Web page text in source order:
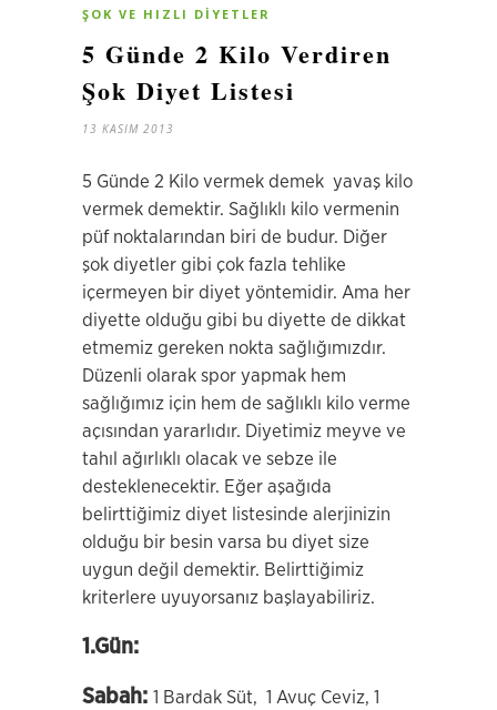
ŞOK VE HIZLI DIYETLER
5 Günde 2 Kilo Verdiren
Şok Diyet Listesi
13 KASIM 2013
5 Günde 2 Kilo vermek demek yavaş kilo
vermek demektir. Sağlıklı kilo vermenin
püf noktalarından biri de budur. Diğer
şok diyetler gibi çok fazla tehlike
içermeyen bir diyet yöntemidir. Ama her
diyette olduğu gibi bu diyette de dikkat
etmemiz gereken nokta sağlığımızdır.
Düzenli olarak spor yapmak hem
sağlığımız için hem de sağlıklı kilo verme
açısından yararlıdır. Diyetimiz meyve ve
tahıl ağırlıklı olacak ve sebze ile
desteklenecektir. Eğer aşağıda
belirttiğimiz diyet listesinde alerjinizin
olduğu bir besin varsa bu diyet size
uygun değil demektir. Belirttiğimiz
kriterlere uyuyorsanız başlayabiliriz.
1.Gün:
Sabah: 1 Bardak Süt, 1 Avuç Ceviz, 1